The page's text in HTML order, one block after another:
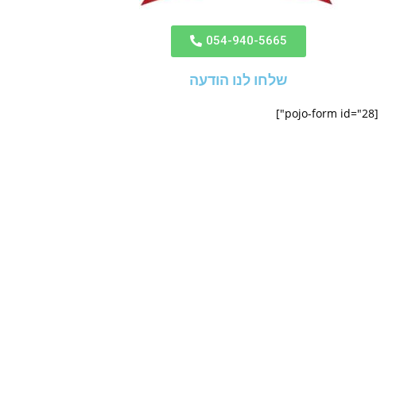
054-940-5665
שלחו לנו הודעה
[pojo-form id="28"]